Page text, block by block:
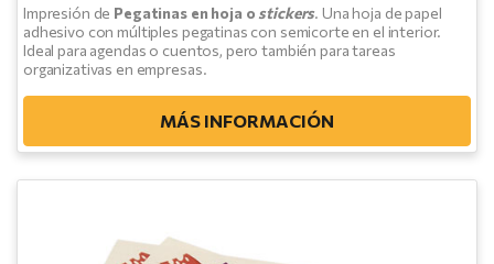
Impresión de Pegatinas en hoja o stickers. Una hoja de papel
adhesivo con múltiples pegatinas con semicorte en el interior.
Ideal para agendas o cuentos, pero también para tareas
organizativas en empresas.
MÁS INFORMACIÓN